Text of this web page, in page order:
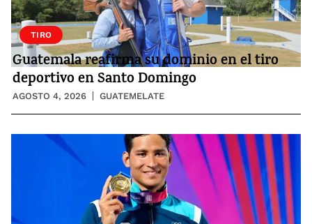
TIRO
Guatemala reafirma su dominio en el tiro
deportivo en Santo Domingo
AGOSTO 4, 2026 GUATEMELATE